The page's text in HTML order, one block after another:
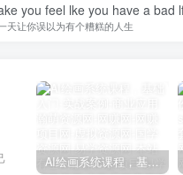
you feel lke you have a bad
天让你误以为有个糟糕的人生
AI绘画系统课程，基础入门-实战案例-商业应用